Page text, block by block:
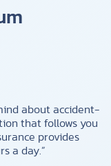
about accident-
that follows you
provides
a day.”